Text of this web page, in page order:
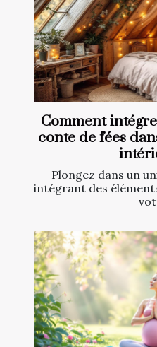
Comment
conte de fées
Plongez dans un
intégrant des